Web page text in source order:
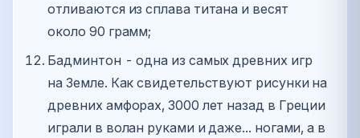
отливаются из сплава титана и весят
около 90 грамм;
Бадминтон - одна из самых древних игр
на Земле. Как свидетельствуют рисунки на
древних амфорах, 3000 лет назад в Греции
играли в волан руками и даже... ногами, а в